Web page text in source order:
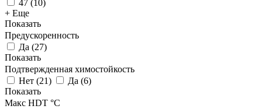
47 (10)
+ Еще
Показать
Предускоренность
Да (27)
Показать
Подтвержденная химостойкость
Нет (21) Да (6)
Показать
Макс HDT °С